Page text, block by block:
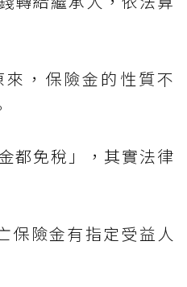
，保險金的性質不
都免稅」，其實法律
保險金有指定受益人